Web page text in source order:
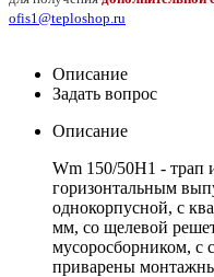
ofis1@teploshop.ru
Описание
Задать вопрос
Описание
Wm 150/50H1 - трап
горизонтальным
однокорпусной, с
мм, со щелевой
мусоросборником, с
приварены